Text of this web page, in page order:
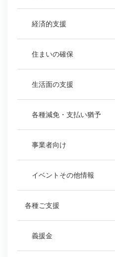
経済的支援
住まいの確保
生活面の支援
各種減免・支払い猶予
事業者向け
イベントその他情報
各種ご支援
義援金